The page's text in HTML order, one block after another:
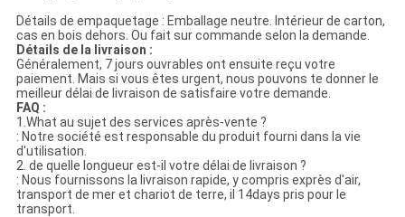
Détails de empaquetage : Emballage neutre. Intérieur de carton,
cas en bois dehors. Ou fait sur commande selon la demande.
Détails de la livraison :
Généralement, 7 jours ouvrables ont ensuite reçu votre
paiement. Mais si vous êtes urgent, nous pouvons te donner le
meilleur délai de livraison de satisfaire votre demande.
FAQ :
1.What au sujet des services après-vente ?
: Notre société est responsable du produit fourni dans la vie
d'utilisation.
2. de quelle longueur est-il votre délai de livraison ?
: Nous fournissons la livraison rapide, y compris exprès d'air,
transport de mer et chariot de terre, il 14days pris pour le
transport.